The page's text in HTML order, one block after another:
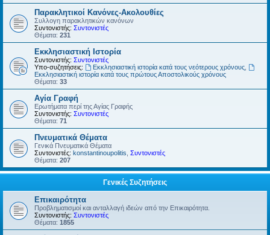
Παρακλητικοί Κανόνες-Ακολουθίες
Συλλογη παρακλητικών κανόνων
Συντονιστής: Συντονιστές
Θέματα: 231
Εκκλησιαστική Ιστορία
Συντονιστής: Συντονιστές
Υπο-συζητήσεις:
Εκκλησιαστική ιστορία κατά τους νεότερους χρόνους,
Εκκλησιαστική ιστορία κατά τους πρώτους Αποστολικούς χρόνους
Θέματα: 33
Αγία Γραφή
Ερωτήματα περί της Αγίας Γραφής
Συντονιστής: Συντονιστές
Θέματα: 71
Πνευματικά Θέματα
Γενικά Πνευματικά Θέματα
Συντονιστές: konstantinoupolitis Συντονιστές
Θέματα: 207
Γενικές Συζητήσεις
Επικαιρότητα
Προβληματισμοί και ανταλλαγή ιδεών από την Επικαιρότητα.
Συντονιστής: Συντονιστές
Θέματα: 1855